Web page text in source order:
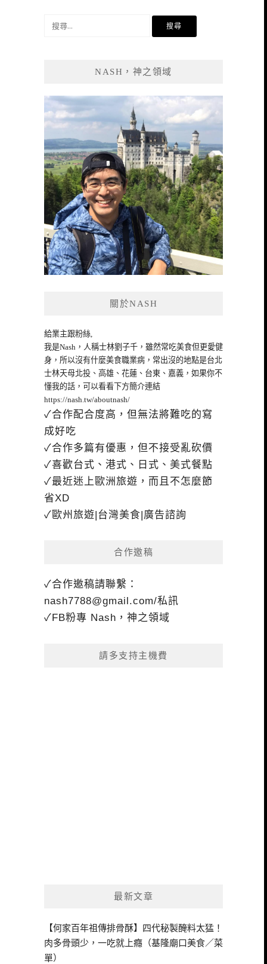
NASH，神之領域
關於NASH
給業主跟粉絲,
我是Nash，人稱士林劉子千，雖然常吃美食但更愛健
身，所以沒有什麼美食職業病，常出沒的地點是台北
士林天母北投、高雄、花蓮、台東、嘉義，如果你不
懂我的話，可以看看下方簡介連結
https://nash.tw/aboutnash/
✓合作配合度高，但無法將難吃的寫
成好吃
✓合作多篇有優惠，但不接受亂砍價
✓喜歡台式、港式、日式、美式餐點
✓最近迷上歐洲旅遊，而且不怎麼節
省XD
✓歐州旅遊|台灣美食|廣告諮詢
合作邀稿
✓合作邀稿請聯繫：
nash7788@gmail.com/私訊
✓FB粉專 Nash，神之領域
請多支持主機費
最新文章
【何家百年祖傳排骨酥】四代秘製醃料太猛！
肉多骨頭少，一吃就上癮（基隆廟口美食／菜
單）